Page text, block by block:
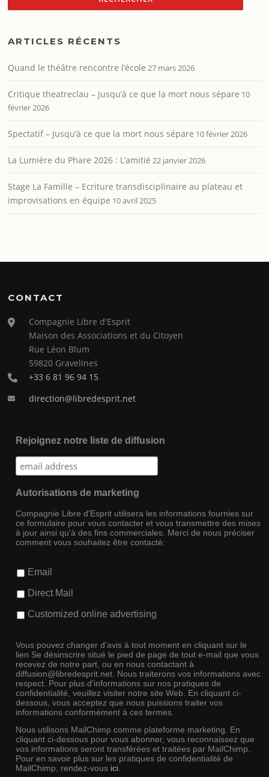
ARTICLES RÉCENTS
Quand le théâtre rencontre l’école 27 mars 2026
Critique theatreclau – Jusqu’à ce que la mort nous sépare 10
février 2026
Spectatif – Jusqu’à ce que la mort nous sépare 10 février 2026
La Lumière du Phare 2026 : L’amitié 22 janvier 2026
Stage La Famille – Ecriture transdisciplinaire au plateau et
improvisations en équipe 10 avril 2025
CONTACT
Compagnie Libre d'Esprit
Maison des Associations et du Citoyen
Rue Léon Blum
59820 Gravelines
+33 6 81 96 94 15
direction@libredesprit.net
Rejoignez notre liste de diffusion
Autorisations de marketing
Compagnie Libre d'Esprit utilisera les informations fournies sur
ce formulaire pour vous contacter et vous transmettre des mises
à jour ainsi qu'à des fins commerciales. Merci de nous préciser
comment vous souhaitez être contacté:
Email
Direct Mail
Customized online advertising
Vous pouvez changer d'avis à tout moment en cliquant sur le
lien Se désinscrire situé le pied de page de tout e-mail que vous
recevez de notre part, ou en nous contactant à
diffusion@libredesprit.net. Nous traiterons vos informations avec
respect. Pour plus d'informations sur nos pratiques de
confidentialité, veuillez visiter notre site Web. En cliquant ci-
dessous, vous acceptez que nous puissions traiter vos
informations conformément à ces termes.
Nous utilisons MailChimp comme plateforme marketing. En
cliquant ci-dessous pour vous abonner, vous reconnaissez que
vos informations seront transférées et traitées par MailChimp.
Pour en savoir plus sur les pratiques de confidentialité de
MailChimp, rendez-vous ici.